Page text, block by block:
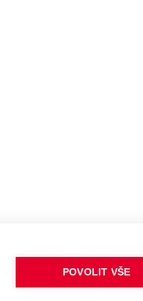
POVOLIT VŠE